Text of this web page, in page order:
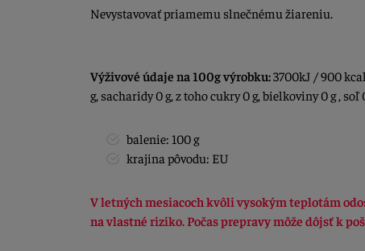
Nevystavovať priamemu slnečnému žiareniu.
Výživové údaje na 100g výrobku:3700kJ / 900
g, sacharidy 0 g, z toho cukry 0 g, bielkoviny 0 g , soľ
balenie: 100 g
krajina pôvodu: EU
V letných mesiacoch kvôli vysokým teplotám
na vlastné riziko. Počas prepravy môže dôjsť k